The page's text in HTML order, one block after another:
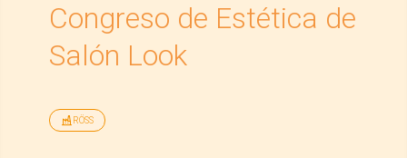
Congreso de Estética de
Salón Look
RÖSS